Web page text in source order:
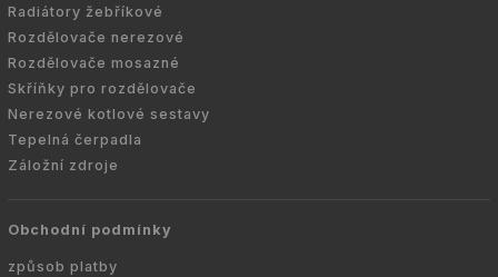
Radiátory žebříkové
Rozdělovače nerezové
Rozdělovače mosazné
Skříňky pro rozdělovače
Nerezové kotlové sestavy
Tepelná čerpadla
Záložní zdroje
Obchodní podmínky
způsob platby